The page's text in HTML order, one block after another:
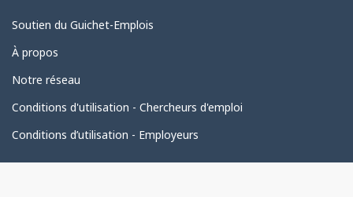
e
l
a
a
g
e
Liens
connexes
Soutien du Guichet-Emplois
À propos
Notre réseau
Conditions d'utilisation - Chercheurs d'emploi
Conditions d’utilisation - Employeurs